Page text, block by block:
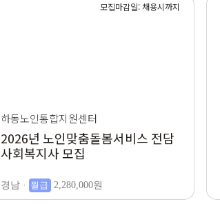
모집마감일: 채용시까지
하동노인통합지원센터
2026년 노인맞춤돌봄서비스 전담
사회복지사 모집
경남 · 월급 2,280,000원